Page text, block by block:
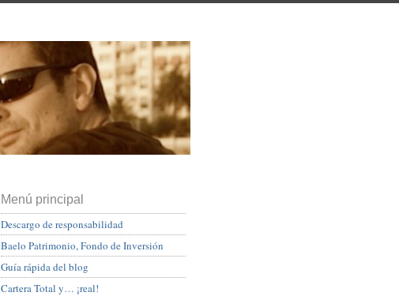
Menú principal
Descargo de responsabilidad
Baelo Patrimonio, Fondo de Inversión
Guía rápida del blog
Cartera Total y… ¡real!